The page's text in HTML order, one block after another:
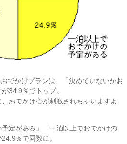
でかけプランは、「決めていないがお
34.9％でトップ。
おでかけ心が刺激されちゃいますよ
定がある」「一泊以上でおでかけの
％で同数に。